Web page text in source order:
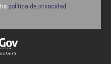
política de privacidad